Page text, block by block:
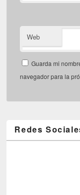
Web
Guarda mi
navegador para la
Redes